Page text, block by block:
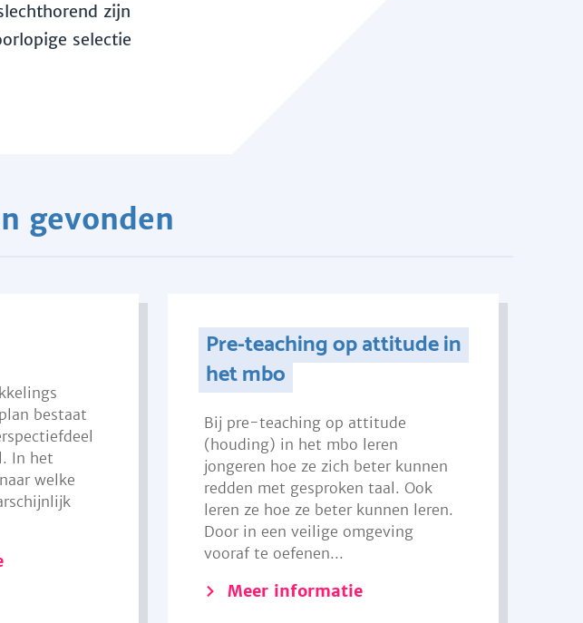
zijn
selectie
gevonden
bestaat
In het
welke
Pre-teaching op attitude in
het mbo
Bij pre-teaching op attitude
(houding) in het mbo leren
jongeren hoe ze zich beter kunnen
redden met gesproken taal. Ook
leren ze hoe ze beter kunnen leren.
Door in een veilige omgeving
vooraf te oefenen...
Meer informatie